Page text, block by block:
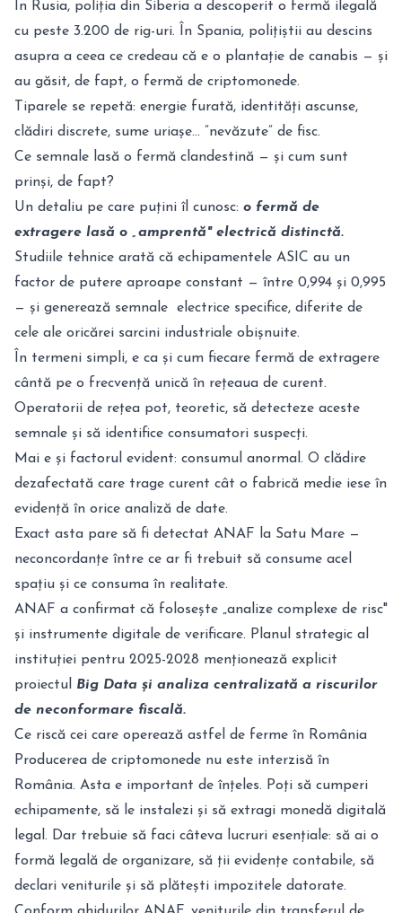
În Rusia, poliția din Siberia a descoperit o fermă ilegală
cu peste 3.200 de rig-uri. În Spania, polițiștii au descins
asupra a ceea ce credeau că e o plantație de canabis — și
au găsit, de fapt, o fermă de criptomonede.
Tiparele se repetă: energie furată, identități ascunse,
clădiri discrete, sume uriașe... ”nevăzute” de fisc.
Ce semnale lasă o fermă clandestină — și cum sunt
prinși, de fapt?
Un detaliu pe care puțini îl cunosc: o fermă de
extragere lasă o „amprentă" electrică distinctă.
Studiile tehnice arată că echipamentele ASIC au un
factor de putere aproape constant — între 0,994 și 0,995
— și generează semnale electrice specifice, diferite de
cele ale oricărei sarcini industriale obișnuite.
În termeni simpli, e ca și cum fiecare fermă de extragere
cântă pe o frecvență unică în rețeaua de curent.
Operatorii de rețea pot, teoretic, să detecteze aceste
semnale și să identifice consumatori suspecți.
Mai e și factorul evident: consumul anormal. O clădire
dezafectată care trage curent cât o fabrică medie iese în
evidență în orice analiză de date.
Exact asta pare să fi detectat ANAF la Satu Mare —
neconcordanțe între ce ar fi trebuit să consume acel
spațiu și ce consuma în realitate.
ANAF a confirmat că folosește „analize complexe de risc"
și instrumente digitale de verificare. Planul strategic al
instituției pentru 2025-2028 menționează explicit
proiectul Big Data și analiza centralizată a riscurilor
de neconformare fiscală.
Ce riscă cei care operează astfel de ferme în România
Producerea de criptomonede nu este interzisă în
România. Asta e important de înțeles. Poți să cumperi
echipamente, să le instalezi și să extragi monedă digitală
legal. Dar trebuie să faci câteva lucruri esențiale: să ai o
formă legală de organizare, să ții evidențe contabile, să
declari veniturile și să plătești impozitele datorate.